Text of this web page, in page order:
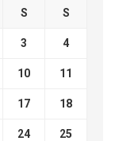
S S
3 4
10 11
17 18
24 25